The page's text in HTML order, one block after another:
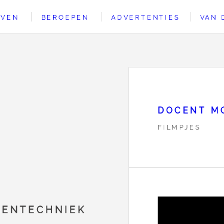
BEROEPEN ADVERTENTIES VAN
DOCENT
FILMPJES